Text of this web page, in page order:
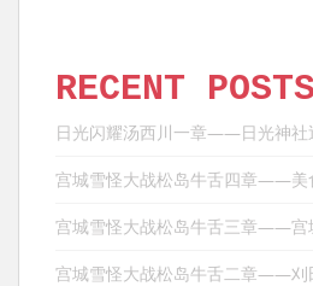
RECENT POSTS
日光闪耀汤西川一章——日光神社
宫城雪怪大战松岛牛舌四章——美
宫城雪怪大战松岛牛舌三章——宫
宫城雪怪大战松岛牛舌二章——刈